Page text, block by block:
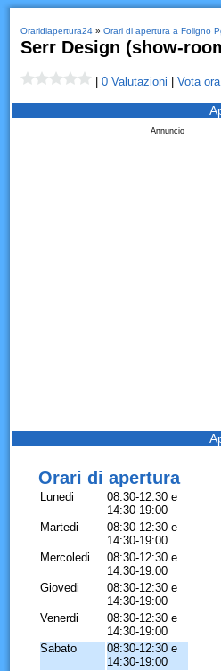
Oraridiapertura24» Orari di apertura a Foligno
Serr Design (show-
0 Valutazioni Vota
Annuncio
Orari di apertura
Lunedi
08:30-12:30 e
14:30-19:00
Martedi
08:30-12:30 e
14:30-19:00
Mercoledi
08:30-12:30 e
14:30-19:00
Giovedi
08:30-12:30 e
14:30-19:00
Venerdi
08:30-12:30 e
14:30-19:00
Sabato
08:30-12:30 e
14:30-19:00